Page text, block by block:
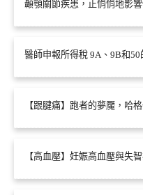
顳顎關節疾患，正悄悄地影
醫師申報所得稅 9A、9B和50
【跟腱痛】跑者的夢魘，哈
【高血壓】妊娠高血壓與失